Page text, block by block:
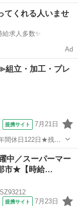
スタートしやすい環
選べます♪ ◎GW・
てくれる人いませ
！高時給求人多数✨
Ad
立・加工・プレ
提携サイト 7月21日
間休日122日★残業
利用可！マイカー
中／スーパーマー
市★【時給…
提携サイト 7月23日